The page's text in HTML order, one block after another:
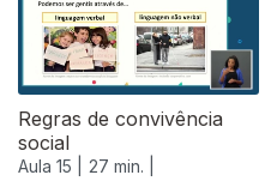
Regras de convivência
social
Aula 15 |
27 min. |